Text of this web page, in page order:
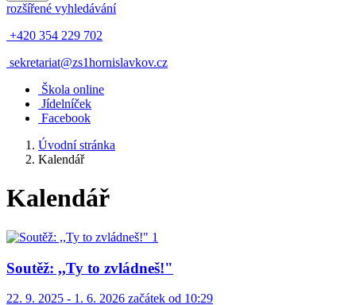
rozšířené vyhledávání
+420 354 229 702
sekretariat@zs1hornislavkov.cz
Škola online
Jídelníček
Facebook
Úvodní stránka
Kalendář
Kalendář
Soutěž: ,,Ty to zvládneš!"
22. 9. 2025 - 1. 6. 2026 začátek od 10:29